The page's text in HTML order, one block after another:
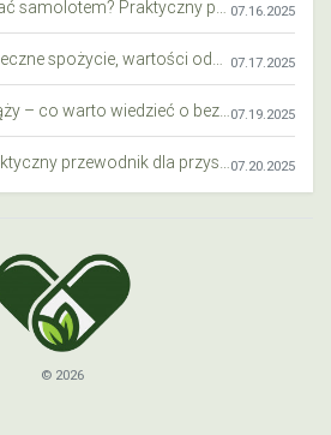
07.16.2025
07.17.2025
07.19.2025
07.20.2025
© 2026